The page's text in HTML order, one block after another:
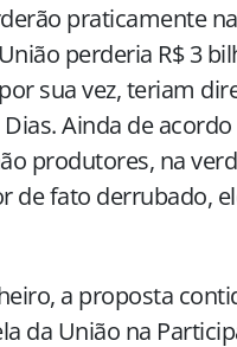
praticamente
perderia R$ 3
sua vez, teriam
Ainda de
produtores, na
de fato derrubado,
a proposta
da União na